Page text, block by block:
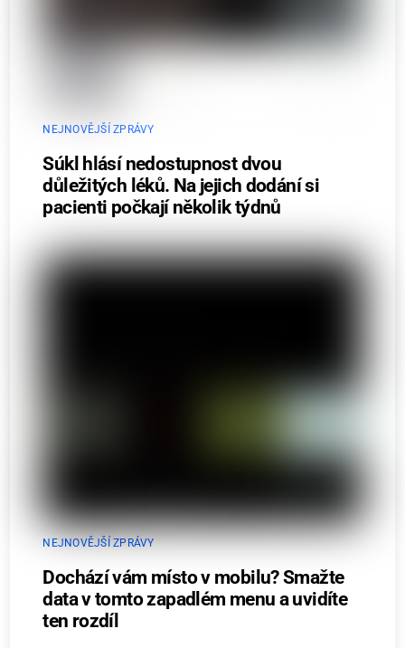
NEJNOVĚJŠÍ ZPRÁVY
Súkl hlásí nedostupnost dvou
důležitých léků. Na jejich dodání si
pacienti počkají několik týdnů
NEJNOVĚJŠÍ ZPRÁVY
Dochází vám místo v mobilu? Smažte
data v tomto zapadlém menu a uvidíte
ten rozdíl